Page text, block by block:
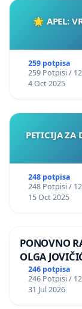
🌟 APEL:
259 potpisa
259 Potpisi /
4 Oct 2025
PETICIJA ZA
248 potpisa
248 Potpisi /
15 Oct 2025
PONOVNO
OLGA
246 potpisa
246 Potpisi /
31 Jul 2026